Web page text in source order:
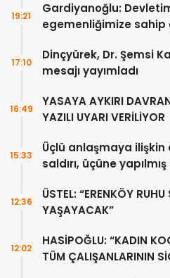
Gardiyanoğlu:
egemenliğimize sahip
19:21
Dinçyürek, Dr. Şemsi
mesajı yayımladı
17:10
YASAYA AYKIRI
YAZILI UYARI VERİLİYOR
16:49
Üçlü anlaşmaya ilişkin
saldırı, üçüne
15:33
ÜSTEL: “ERENKÖY
YAŞAYACAK”
12:36
HASİPOĞLU: “KADIN
TÜM ÇALIŞANLARININ
12:02